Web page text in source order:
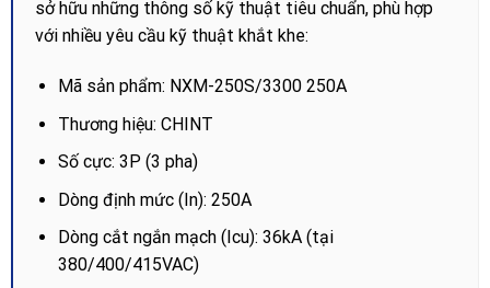
sở hữu những thông số kỹ thuật tiêu chuẩn, phù hợp
với nhiều yêu cầu kỹ thuật khắt khe:
Mã sản phẩm: NXM-250S/3300 250A
Thương hiệu: CHINT
Số cực: 3P (3 pha)
Dòng định mức (In): 250A
Dòng cắt ngắn mạch (Icu): 36kA (tại
380/400/415VAC)